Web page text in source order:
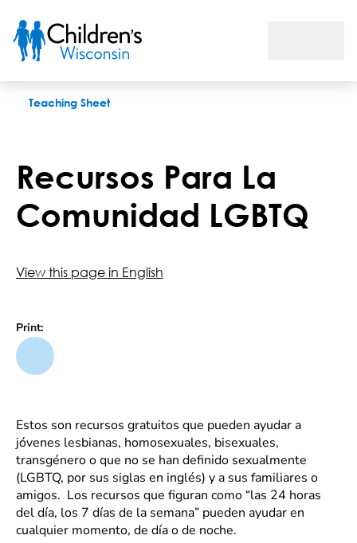
Teaching Sheet
Recursos Para La
Comunidad LGBTQ
View this page in English
Print:
Estos son recursos gratuitos que pueden ayudar a
jóvenes lesbianas, homosexuales, bisexuales,
transgénero o que no se han definido sexualmente
(LGBTQ, por sus siglas en inglés) y a sus familiares o
amigos. Los recursos que figuran como “las 24 horas
del día, los 7 días de la semana” pueden ayudar en
cualquier momento, de día o de noche.